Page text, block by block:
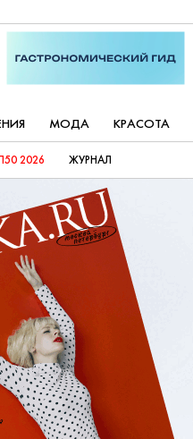
МОДА КРАСОТА
2026 ЖУРНАЛ